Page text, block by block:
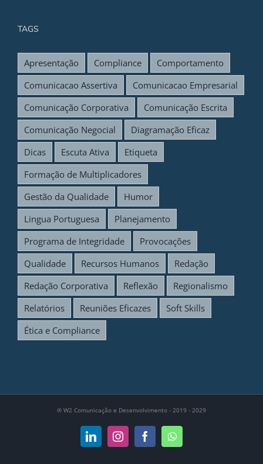
TAGS
Apresentação Compliance
Comportamento
Comunicacao Assertiva
Comunicacao Empresarial
Comunicação Corporativa
Comunicação Escrita
Comunicação Negocial
Diagramação Eficaz
Dicas
Escuta Ativa
Etiqueta
Formação de Multiplicadores
Gestão da Qualidade
Humor
Lingua Portuguesa
Planejamento
Programa de Integridade
Provocações
Qualidade
Recursos Humanos
Redação
Redação Corporativa
Reflexão
Regionalismo
Relatórios
Reuniões Eficazes
Soft Skills
Ética e Compliance
® W2 Comunicação e Desenvolvimento - 2019 - 2029
LinkedInInstagramFacebookWhatsApp